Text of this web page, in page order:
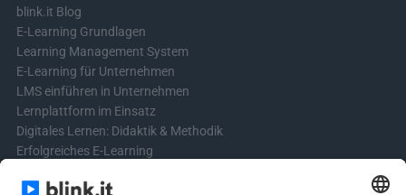
blink.it Blog
E-Learning Grundlagen
Learning Management System
E-Learning für Unternehmen
LMS einführen in Unternehmen
Lernplattform im Einsatz
Digitales Lernen: Didaktik & Methodik
Erfolgreiches E-Learning
Learning & Development